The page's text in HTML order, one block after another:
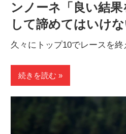
ンノーネ「良い結
して諦めてはいけな
久々にトップ10でレースを終
続きを読む